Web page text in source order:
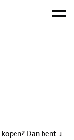
kopen? Dan bent u